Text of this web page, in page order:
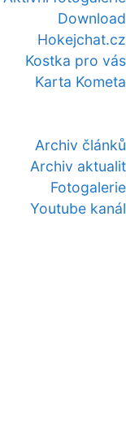
Download
Hokejchat.cz
Kostka pro vás
Karta Kometa
Archiv článků
Archiv aktualit
Fotogalerie
Youtube kanál